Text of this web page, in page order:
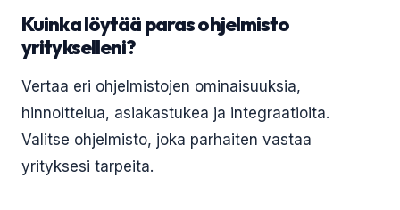
Kuinka löytää paras ohjelmisto
yritykselleni?
Vertaa eri ohjelmistojen ominaisuuksia,
hinnoittelua, asiakastukea ja integraatioita.
Valitse ohjelmisto, joka parhaiten vastaa
yrityksesi tarpeita.